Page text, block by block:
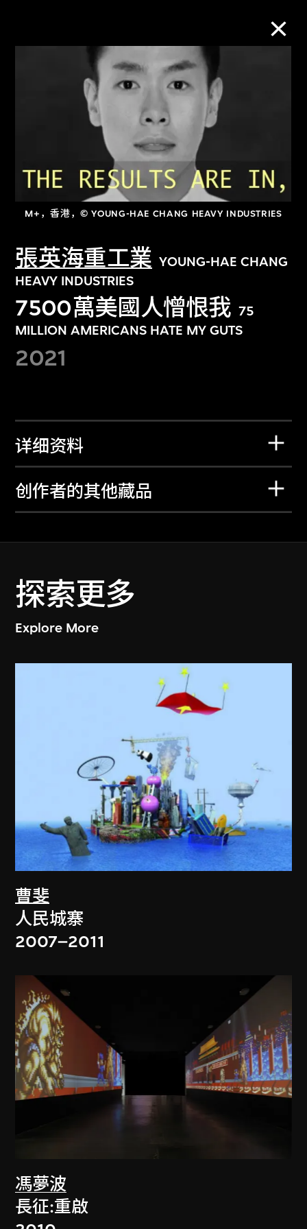
M+，香港，© YOUNG-HAE CHANG HEAVY INDUSTRIES
張英海重工業 YOUNG-HAE CHANG
HEAVY INDUSTRIES
7500萬美國人憎恨我 75
MILLION AMERICANS HATE MY GUTS
2021
详细资料
创作者的其他藏品
探索更多
Explore More
曹斐
人民城寨
2007–2011
馮夢波
長征:重啟
M+藏品
进一步筛选
关于M+藏品
探索世界顶级的二十及二十一世纪视觉
文化藏品。